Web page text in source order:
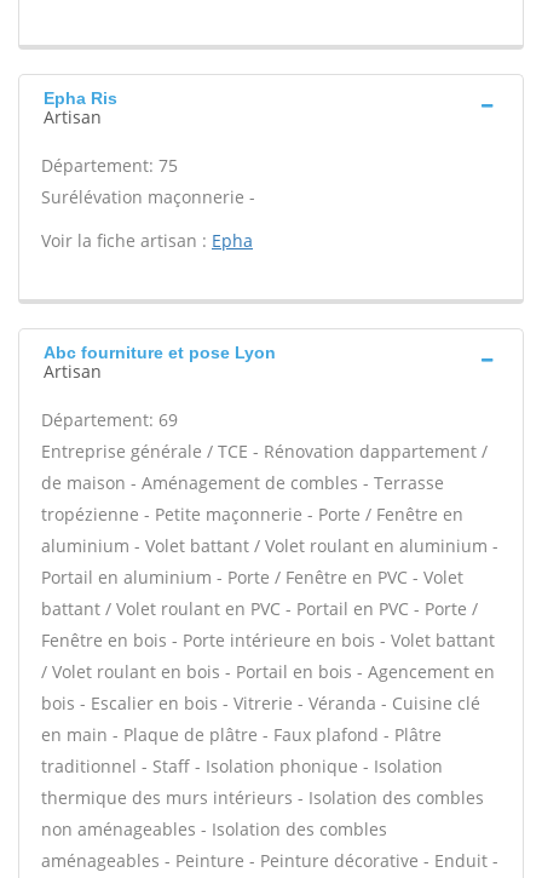
Epha Ris
Artisan
Département: 75
Surélévation maçonnerie -
Voir la fiche artisan : Epha
Abc fourniture et pose Lyon
Artisan
Département: 69
Entreprise générale / TCE - Rénovation dappartement /
de maison - Aménagement de combles - Terrasse
tropézienne - Petite maçonnerie - Porte / Fenêtre en
aluminium - Volet battant / Volet roulant en aluminium -
Portail en aluminium - Porte / Fenêtre en PVC - Volet
battant / Volet roulant en PVC - Portail en PVC - Porte /
Fenêtre en bois - Porte intérieure en bois - Volet battant
/ Volet roulant en bois - Portail en bois - Agencement en
bois - Escalier en bois - Vitrerie - Véranda - Cuisine clé
en main - Plaque de plâtre - Faux plafond - Plâtre
traditionnel - Staff - Isolation phonique - Isolation
thermique des murs intérieurs - Isolation des combles
non aménageables - Isolation des combles
aménageables - Peinture - Peinture décorative - Enduit -